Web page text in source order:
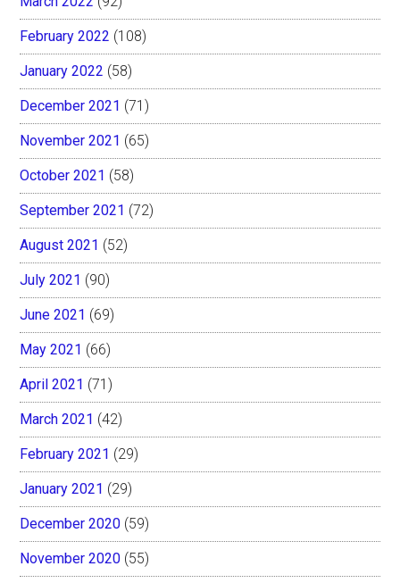
February 2022 (108)
January 2022 (58)
December 2021 (71)
November 2021 (65)
October 2021 (58)
September 2021 (72)
August 2021 (52)
July 2021 (90)
June 2021 (69)
May 2021 (66)
April 2021 (71)
March 2021 (42)
February 2021 (29)
January 2021 (29)
December 2020 (59)
November 2020 (55)